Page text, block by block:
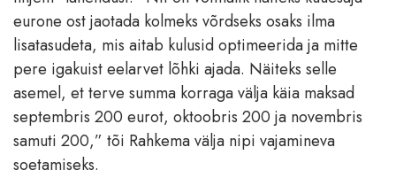
eurone ost jaotada kolmeks võrdseks osaks ilma
lisatasudeta, mis aitab kulusid optimeerida ja mitte
pere igakuist eelarvet lõhki ajada. Näiteks selle
asemel, et terve summa korraga välja käia maksad
septembris 200 eurot, oktoobris 200 ja novembris
samuti 200,” tõi Rahkema välja nipi vajamineva
soetamiseks.